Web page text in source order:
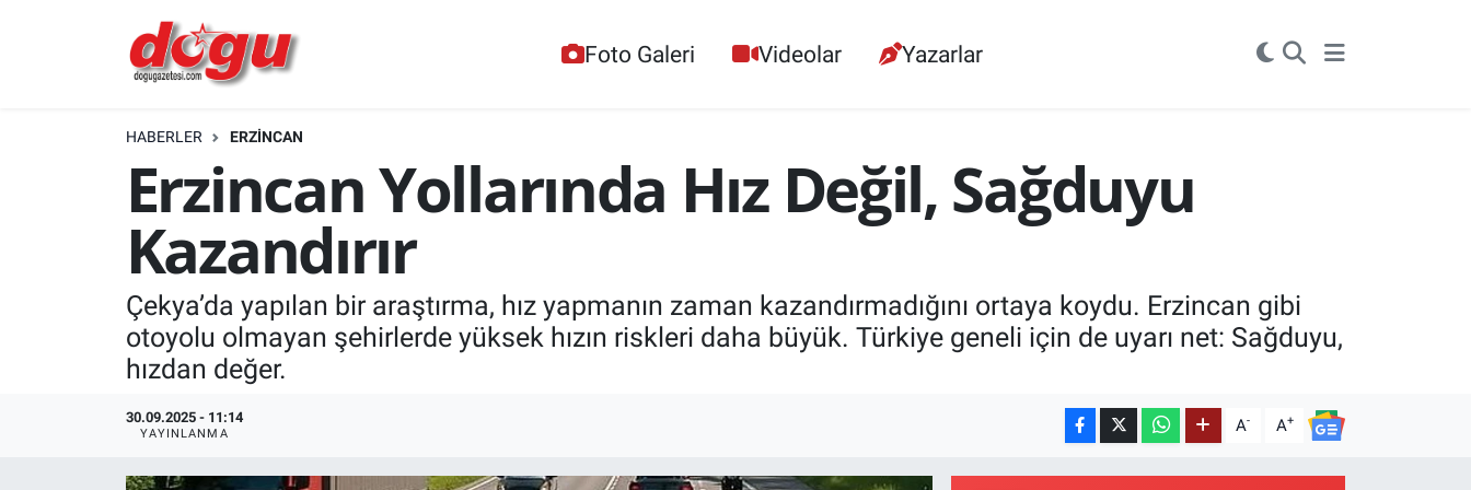
Foto Galeri Videolar Yazarlar
HABERLER ERZINCAN
Erzincan Yollarında Hız Değil, Sağduyu
Kazandırır
Çekya’da yapılan bir araştırma, hız yapmanın zaman kazandırmadığını ortaya koydu. Erzincan gibi
otoyolu olmayan şehirlerde yüksek hızın riskleri daha büyük. Türkiye geneli için de uyarı net: Sağduyu,
hızdan değer.
30.09.2025 - 11:14
YAYINLANMA A- A+
ERZINCAN
GÜNDEM
ERZİNCAN FOTOĞRAFLARI
EKONOMİ
Bilim, teknoloji